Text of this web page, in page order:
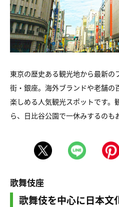
東京の歴史ある観光地から最新の
街・銀座。海外ブランドや老舗の
楽しめる人気観光スポットです。
ら、日比谷公園で一休みするのも
歌舞伎座
歌舞伎を中心に日本文